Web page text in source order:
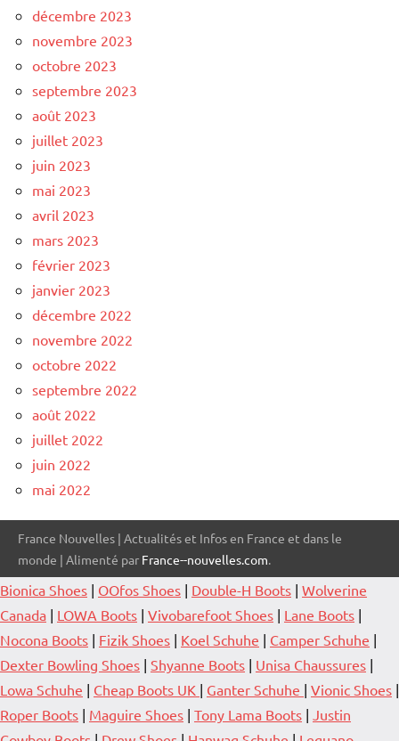
décembre 2023
novembre 2023
octobre 2023
septembre 2023
août 2023
juillet 2023
juin 2023
mai 2023
avril 2023
mars 2023
février 2023
janvier 2023
décembre 2022
novembre 2022
octobre 2022
septembre 2022
août 2022
juillet 2022
juin 2022
mai 2022
France Nouvelles | Actualités et Infos en France et dans le
monde | Alimenté par France--nouvelles.com.
Bionica Shoes | OOfos Shoes | Double-H Boots | Wolverine
Canada | LOWA Boots | Vivobarefoot Shoes | Lane Boots |
Nocona Boots | Fizik Shoes | Koel Schuhe | Camper Schuhe |
Dexter Bowling Shoes | Shyanne Boots | Unisa Chaussures |
Lowa Schuhe | Cheap Boots UK | Ganter Schuhe | Vionic Shoes |
Roper Boots | Maguire Shoes | Tony Lama Boots | Justin